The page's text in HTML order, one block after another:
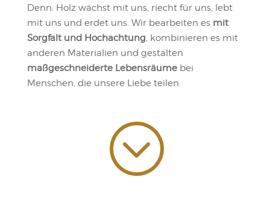
Denn: Holz wächst mit uns, riecht für uns, lebt
mit uns und erdet uns. Wir bearbeiten es mit
Sorgfalt und Hochachtung, kombinieren es mit
anderen Materialien und gestalten
maßgeschneiderte Lebensräumebei
Menschen, die unsere Liebe teilen.
;